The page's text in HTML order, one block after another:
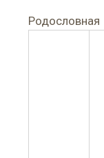
Родословная